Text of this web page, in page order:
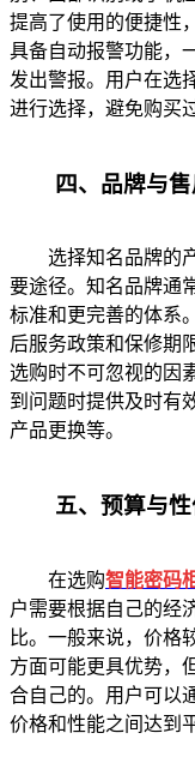
提高了使用的便捷性
具备自动报警功能，
发出警报。用户在选
进行选择，避免购买
四、品牌与售
选择知名品牌的产
要途径。知名品牌通
标准和更完善的体系
后服务政策和保修期
选购时不可忽视的因
到问题时提供及时有
产品更换等。
五、预算与性
在选购智能密码
户需要根据自己的经
比。一般来说，价格
方面可能更具优势，
合自己的。用户可以
价格和性能之间达到